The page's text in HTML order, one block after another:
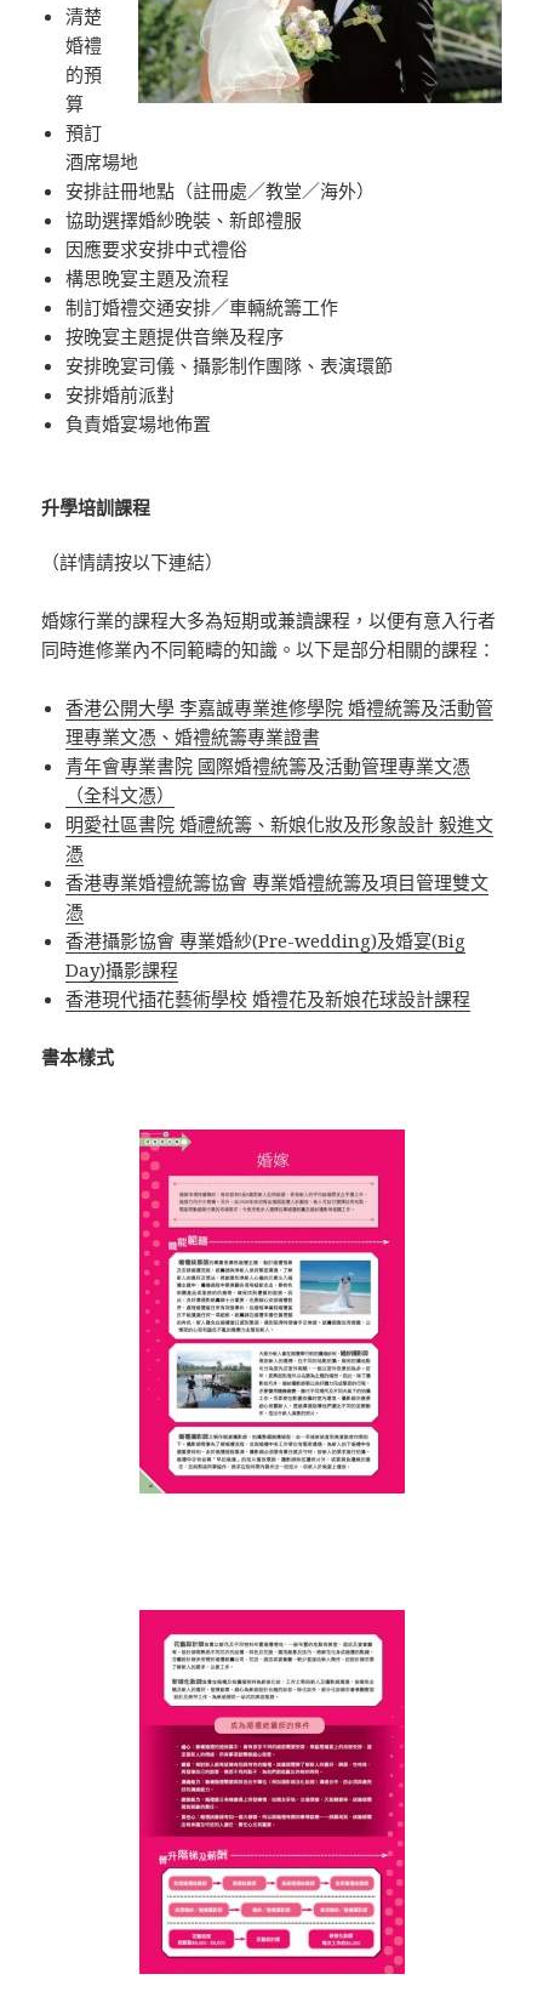
清楚
婚禮
的預
算
預訂
酒席場地
安排註冊地點（註冊處／教堂／海外）
協助選擇婚紗晚裝、新郎禮服
因應要求安排中式禮俗
構思晚宴主題及流程
制訂婚禮交通安排／車輛統籌工作
按晚宴主題提供音樂及程序
安排晚宴司儀、攝影制作團隊、表演環節
安排婚前派對
負責婚宴場地佈置
升學培訓課程
（詳情請按以下連結）
婚嫁行業的課程大多為短期或兼讀課程，以便有意入行者
同時進修業內不同範疇的知識。以下是部分相關的課程：
香港公開大學 李嘉誠專業進修學院 婚禮統籌及活動管
理專業文憑、婚禮統籌專業證書
青年會專業書院 國際婚禮統籌及活動管理專業文憑
（全科文憑）
明愛社區書院 婚禮統籌、新娘化妝及形象設計 毅進文
憑
香港專業婚禮統籌協會 專業婚禮統籌及項目管理雙文
憑
香港攝影協會 專業婚紗(Pre-wedding)及婚宴(Big
Day)攝影課程
香港現代插花藝術學校 婚禮花及新娘花球設計課程
書本樣式